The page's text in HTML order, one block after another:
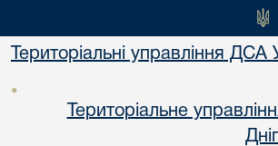
Територіальні управління ДСА
•
Територіальне